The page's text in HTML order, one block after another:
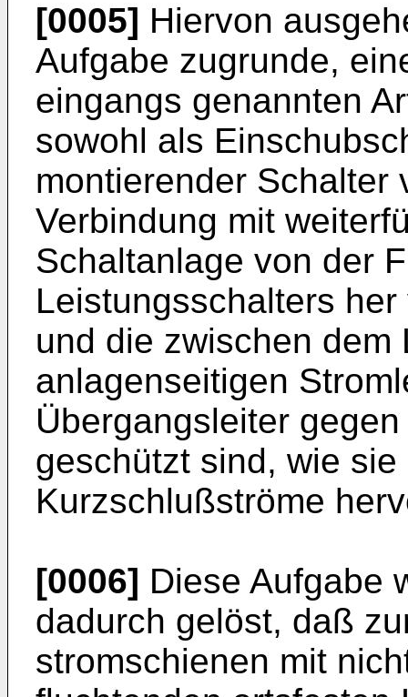
[0005] Hiervon
Aufgabe zugrunde,
eingangs genannten
sowohl als
montierender Schalter
Verbindung mit
Schaltanlage von der
Leistungsschalters
und die zwischen
anlagenseitigen
Übergangsleiter
geschützt sind, wie
Kurzschlußströme
[0006] Diese Aufgabe
dadurch gelöst, daß
stromschienen mit